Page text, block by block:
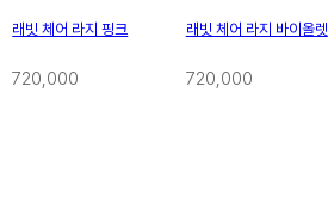
래빗 체어 라지 핑크
720,000
래빗 체어 라지 바이올렛
720,000